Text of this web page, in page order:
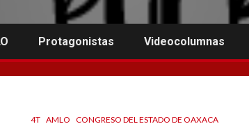
Protagonistas Videocolumnas
4T AMLO CONGRESO DEL ESTADO DE OAXACA